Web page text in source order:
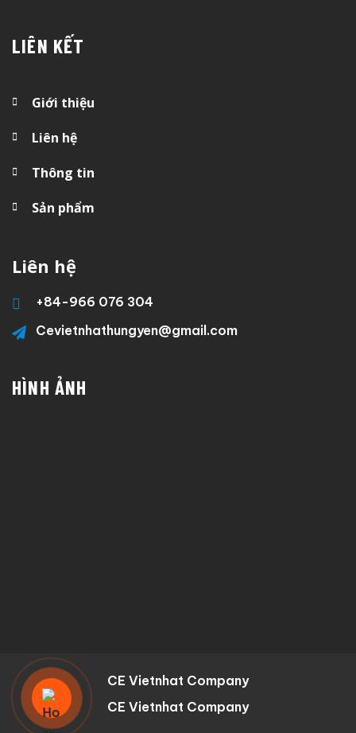
LIÊN KẾT
Giới thiệu
Liên hệ
Thông tin
Sản phẩm
Liên hệ
+84-966 076 304
Cevietnhathungyen@gmail.com
HÌNH ẢNH
CE Vietnhat Company
CE Vietnhat Company